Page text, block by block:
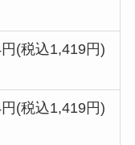
(税込1,419円)
(税込1,419円)